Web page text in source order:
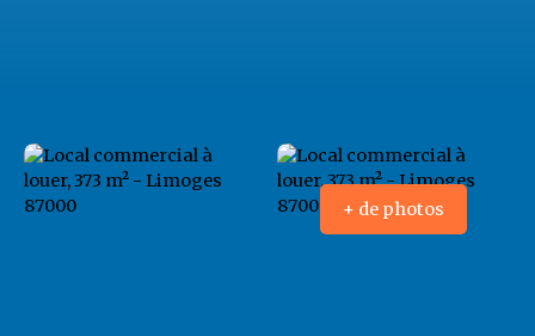
+ de photos